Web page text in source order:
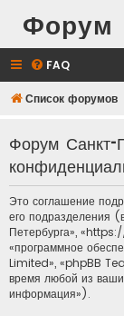
Форум
FAQ
Список форумов
Форум Санкт-
Это соглашение
его подразделения
Петербурга»,
«программное
Limited», «phpBB
время любой из
информация»).